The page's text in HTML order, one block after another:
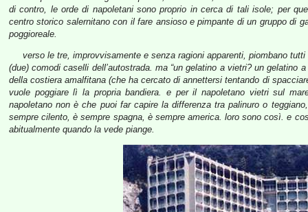
di contro, le orde di napoletani sono proprio in cerca di tali isole; per
centro storico salernitano con il fare ansioso e pimpante di un gruppo di
poggioreale.
verso le tre, improvvisamente e senza ragioni apparenti, piombano
(due) comodi caselli dell’autostrada. ma “un gelatino a vietri? un gelatino
della costiera amalfitana (che ha cercato di annettersi tentando di
vuole poggiare lì la propria bandiera. e per il napoletano vietri sul
napoletano non è che puoi far capire la differenza tra palinuro o
sempre cilento, è sempre spagna, è sempre america. loro sono così. e
abitualmente quando la vede piange.